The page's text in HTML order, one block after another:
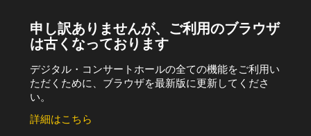
申し訳ありませんが、ご利用のブラウザ
は古くなっております
デジタル・コンサートホールの全ての機能をご利用い
ただくために、ブラウザを最新版に更新してくださ
い。
詳細はこちら